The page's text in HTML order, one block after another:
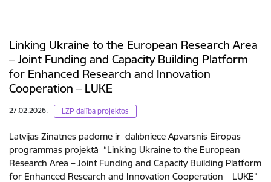
Linking Ukraine to the European Research Area
– Joint Funding and Capacity Building Platform
for Enhanced Research and Innovation
Cooperation – LUKE
27.02.2026. LZP dalība projektos
Latvijas Zinātnes padome ir dalībniece Apvārsnis Eiropas
programmas projektā “Linking Ukraine to the European
Research Area – Joint Funding and Capacity Building Platform
for Enhanced Research and Innovation Cooperation – LUKE”